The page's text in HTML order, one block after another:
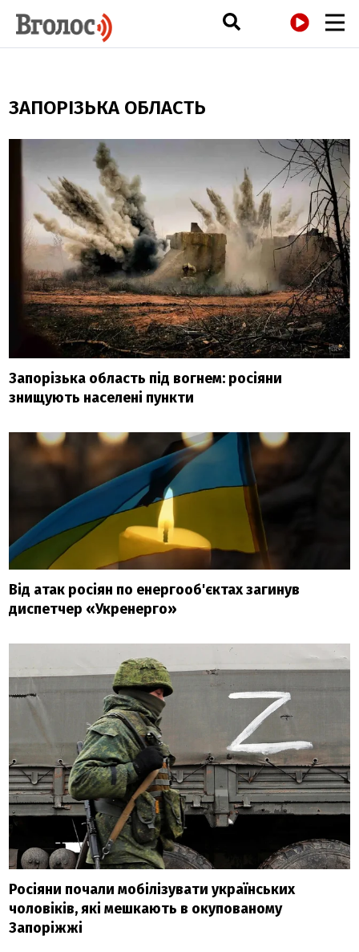
ЗАПОРІЗЬКА ОБЛАСТЬ
Запорізька область під вогнем: росіяни
знищують населені пункти
Від атак росіян по енергооб'єктах загинув
диспетчер «Укренерго»
Росіяни почали мобілізувати українських
чоловіків, які мешкають в окупованому
Запоріжжі